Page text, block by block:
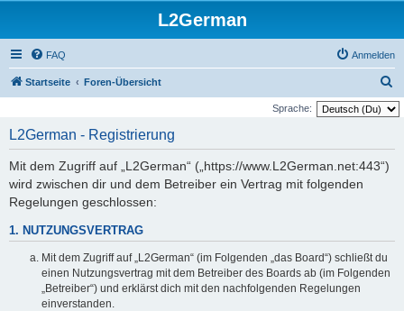
L2German
FAQ Anmelden
Startseite Foren-Übersicht
u
Sprache:
L2German - Registrierung
Mit dem Zugriff auf „L2German“ („https://www.L2German.net:443“)
wird zwischen dir und dem Betreiber ein Vertrag mit folgenden
Regelungen geschlossen:
1. NUTZUNGSVERTRAG
Mit dem Zugriff auf „L2German“ (im Folgenden „das Board“) schließt du
einen Nutzungsvertrag mit dem Betreiber des Boards ab (im Folgenden
„Betreiber“) und erklärst dich mit den nachfolgenden Regelungen
einverstanden.